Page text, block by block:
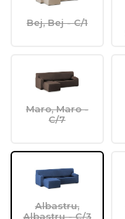
Bej, Bej - C/1
Maro, Maro -
C/7
Albastru,
Albastru - C/3